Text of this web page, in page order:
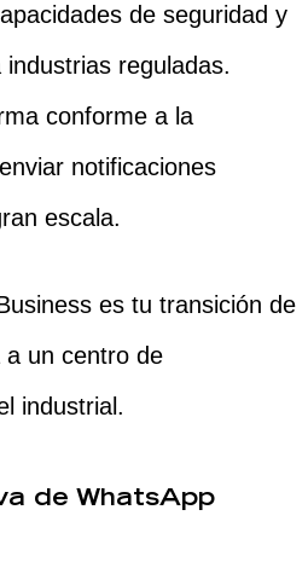
de seguridad y
reguladas.
conforme a la
notificaciones
escala.
es tu transición de
a un centro de
industrial.
de WhatsApp